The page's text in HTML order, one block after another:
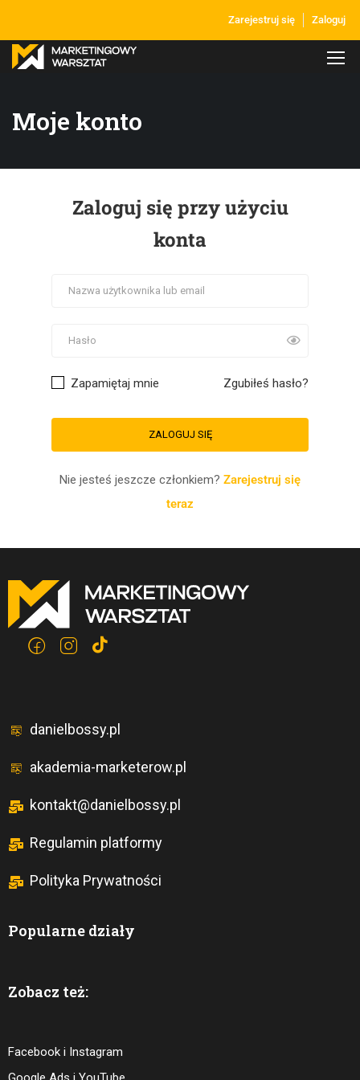
Zarejestruj się Zaloguj
Moje konto
Zaloguj się przy użyciu
konta
Zgubiłeś hasło?
Zapamiętaj mnie
Nie jesteś jeszcze członkiem? Zarejestruj się
teraz
danielbossy.pl
akademia-marketerow.pl
kontakt@danielbossy.pl
Regulamin platformy
Polityka Prywatności
Popularne działy
Zobacz też:
Facebook i Instagram